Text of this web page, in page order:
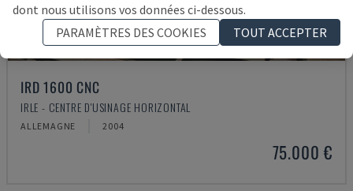
IRD 1600 CNC
IRLE - CENTRE D'USINAGE HORIZONTAL
ALLEMAGNE 2004
75.000 €
dont nous utilisons vos données ci-dessous.
PARAMÈTRES DES COOKIES
TOUT ACCEPTER